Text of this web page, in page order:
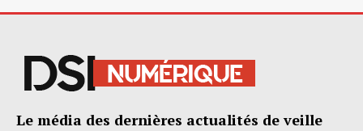
Le média des dernières actualités de veille